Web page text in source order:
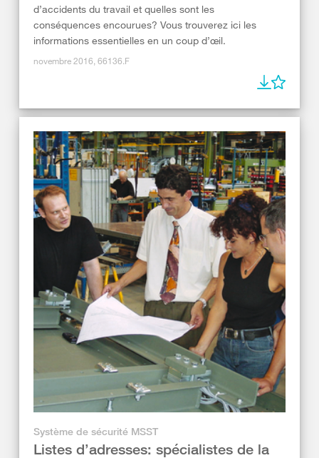
d’accidents du travail et quelles sont les
conséquences encourues? Vous trouverez ici les
informations essentielles en un coup d’œil.
novembre 2016, 66136.F
Système de sécurité MSST
Listes d’adresses: spécialistes de la